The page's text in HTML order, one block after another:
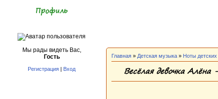
Профиль
Мы рады видеть Вас,
Гость
Регистрация | Вход
Главная » Детская музыка » Ноты
Весёлая девочка